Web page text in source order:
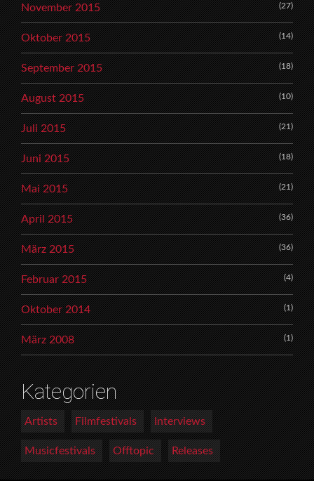
November 2015 (27)
Oktober 2015 (14)
September 2015 (18)
August 2015 (10)
Juli 2015 (21)
Juni 2015 (18)
Mai 2015 (21)
April 2015 (36)
März 2015 (36)
Februar 2015 (4)
Oktober 2014 (1)
März 2008 (1)
Kategorien
Artists Filmfestivals Interviews
Musicfestivals Offtopic Releases